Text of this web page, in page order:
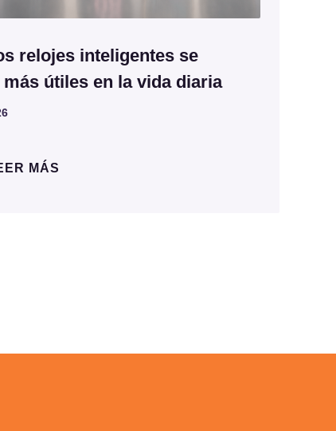
relojes inteligentes se
útiles en la vida diaria
MÁS